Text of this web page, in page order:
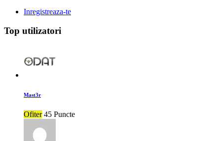
Inregistreaza-te
Top utilizatori
Mast3r
Ofiter 45 Puncte